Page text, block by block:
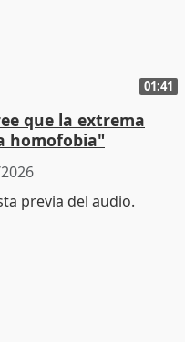
01:41
que la extrema
homofobia"